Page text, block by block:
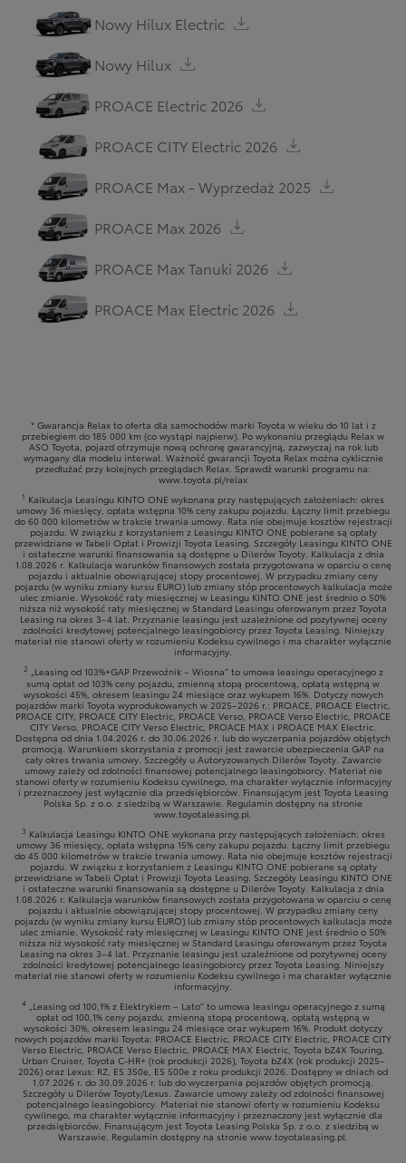
Nowy Hilux Electric
Nowy Hilux
PROACE Electric 2026
PROACE CITY Electric 2026
PROACE Max - Wyprzedaż 2025
PROACE Max 2026
PROACE Max Tanuki 2026
PROACE Max Electric 2026
* Gwarancja Relax to oferta dla samochodów marki Toyota w wieku do 10 lat i z
przebiegiem do 185 000 km (co wystąpi najpierw). Po wykonaniu przeglądu Relax w
ASO Toyota, pojazd otrzymuje nową ochronę gwarancyjną, zazwyczaj na rok lub
wymagany dla modelu interwał. Ważność gwarancji Toyota Relax można cyklicznie
przedłużać przy kolejnych przeglądach Relax. Sprawdź warunki programu na:
www.toyota.pl/relax
1 Kalkulacja Leasingu KINTO ONE wykonana przy następujących założeniach: okres
umowy 36 miesięcy, opłata wstępna 10% ceny zakupu pojazdu. Łączny limit przebiegu
do 60 000 kilometrów w trakcie trwania umowy. Rata nie obejmuje kosztów rejestracji
pojazdu. W związku z korzystaniem z Leasingu KINTO ONE pobierane są opłaty
przewidziane w Tabeli Opłat i Prowizji Toyota Leasing. Szczegóły Leasingu KINTO ONE
i ostateczne warunki finansowania są dostępne u Dilerów Toyoty. Kalkulacja z dnia
1.08.2026 r. Kalkulacja warunków finansowych została przygotowana w oparciu o cenę
pojazdu i aktualnie obowiązującej stopy procentowej. W przypadku zmiany ceny
pojazdu (w wyniku zmiany kursu EURO) lub zmiany stóp procentowych kalkulacja może
ulec zmianie. Wysokość raty miesięcznej w Leasingu KINTO ONE jest średnio o 50%
niższa niż wysokość raty miesięcznej w Standard Leasingu oferowanym przez Toyota
Leasing na okres 3–4 lat. Przyznanie leasingu jest uzależnione od pozytywnej oceny
zdolności kredytowej potencjalnego leasingobiorcy przez Toyota Leasing. Niniejszy
materiał nie stanowi oferty w rozumieniu Kodeksu cywilnego i ma charakter wyłącznie
informacyjny.
2 „Leasing od 103%+GAP Przewoźnik – Wiosna” to umowa leasingu operacyjnego z
sumą opłat od 103% ceny pojazdu, zmienną stopą procentową, opłatą wstępną w
wysokości 45%, okresem leasingu 24 miesiące oraz wykupem 16%. Dotyczy nowych
pojazdów marki Toyota wyprodukowanych w 2025–2026 r.: PROACE, PROACE Electric,
PROACE CITY, PROACE CITY Electric, PROACE Verso, PROACE Verso Electric, PROACE
CITY Verso, PROACE CITY Verso Electric, PROACE MAX i PROACE MAX Electric.
Dostępna od dnia 1.04.2026 r. do 30.06.2026 r. lub do wyczerpania pojazdów objętych
promocją. Warunkiem skorzystania z promocji jest zawarcie ubezpieczenia GAP na
cały okres trwania umowy. Szczegóły u Autoryzowanych Dilerów Toyoty. Zawarcie
umowy zależy od zdolności finansowej potencjalnego leasingobiorcy. Materiał nie
stanowi oferty w rozumieniu Kodeksu cywilnego, ma charakter wyłącznie informacyjny
i przeznaczony jest wyłącznie dla przedsiębiorców. Finansującym jest Toyota Leasing
Polska Sp. z o.o. z siedzibą w Warszawie. Regulamin dostępny na stronie
www.toyotaleasing.pl.
3 Kalkulacja Leasingu KINTO ONE wykonana przy następujących założeniach: okres
umowy 36 miesięcy, opłata wstępna 15% ceny zakupu pojazdu. Łączny limit przebiegu
do 45 000 kilometrów w trakcie trwania umowy. Rata nie obejmuje kosztów rejestracji
pojazdu. W związku z korzystaniem z Leasingu KINTO ONE pobierane są opłaty
przewidziane w Tabeli Opłat i Prowizji Toyota Leasing. Szczegóły Leasingu KINTO ONE
i ostateczne warunki finansowania są dostępne u Dilerów Toyoty. Kalkulacja z dnia
1.08.2026 r. Kalkulacja warunków finansowych została przygotowana w oparciu o cenę
pojazdu i aktualnie obowiązującej stopy procentowej. W przypadku zmiany ceny
pojazdu (w wyniku zmiany kursu EURO) lub zmiany stóp procentowych kalkulacja może
ulec zmianie. Wysokość raty miesięcznej w Leasingu KINTO ONE jest średnio o 50%
niższa niż wysokość raty miesięcznej w Standard Leasingu oferowanym przez Toyota
Leasing na okres 3–4 lat. Przyznanie leasingu jest uzależnione od pozytywnej oceny
zdolności kredytowej potencjalnego leasingobiorcy przez Toyota Leasing. Niniejszy
materiał nie stanowi oferty w rozumieniu Kodeksu cywilnego i ma charakter wyłącznie
informacyjny.
4 „Leasing od 100,1% z Elektrykiem – Lato” to umowa leasingu operacyjnego z sumą
opłat od 100,1% ceny pojazdu, zmienną stopą procentową, opłatą wstępną w
wysokości 30%, okresem leasingu 24 miesiące oraz wykupem 16%. Produkt dotyczy
nowych pojazdów marki Toyota: PROACE Electric, PROACE CITY Electric, PROACE CITY
Verso Electric, PROACE Verso Electric, PROACE MAX Electric, Toyota bZ4X Touring,
Urban Cruiser, Toyota C-HR+ (rok produkcji 2026), Toyota bZ4X (rok produkcji 2025–
2026) oraz Lexus: RZ, ES 350e, ES 500e z roku produkcji 2026. Dostępny w dniach od
1.07.2026 r. do 30.09.2026 r. lub do wyczerpania pojazdów objętych promocją.
Szczegóły u Dilerów Toyoty/Lexus. Zawarcie umowy zależy od zdolności finansowej
potencjalnego leasingobiorcy. Materiał nie stanowi oferty w rozumieniu Kodeksu
cywilnego, ma charakter wyłącznie informacyjny i przeznaczony jest wyłącznie dla
przedsiębiorców. Finansującym jest Toyota Leasing Polska Sp. z o.o. z siedzibą w
Warszawie. Regulamin dostępny na stronie www.toyotaleasing.pl.